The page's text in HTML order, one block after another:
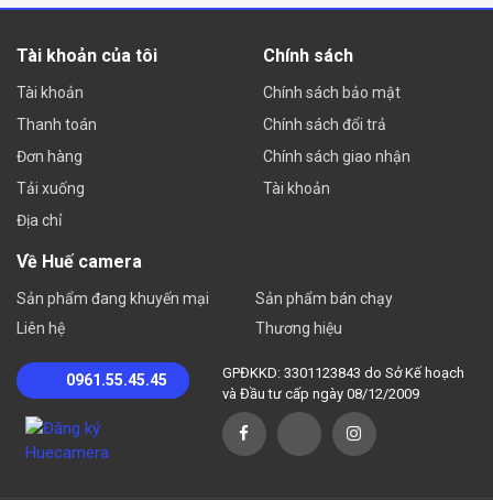
Tài khoản của tôi
Tài khoản
Thanh toán
Đơn hàng
Tải xuống
Địa chỉ
Chính sách
Chính sách bảo mật
Chính sách đổi trả
Chính sách giao nhận
Tài khoản
Về Huế camera
Sản phẩm đang khuyến mại
Liên hệ
Sản phẩm bán chạy
Thương hiệu
0961.55.45.45
GPĐKKD: 3301123843 do Sở Kế hoạch
và Đầu tư cấp ngày 08/12/2009